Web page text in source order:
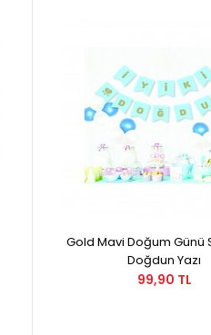
Gold Mavi Doğum Günü
Doğdun Yazı
99,90 TL